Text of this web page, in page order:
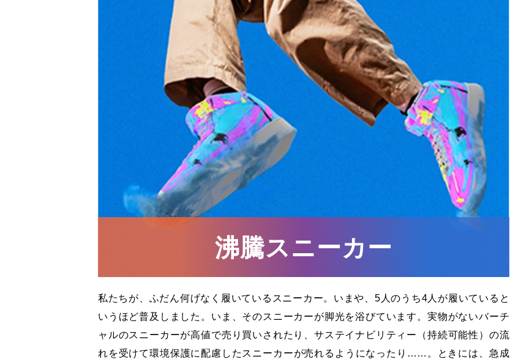
沸騰スニーカー
私たちが、ふだん何げなく履いているスニーカー。いまや、5人のうち4人が履いていると
いうほど普及しました。いま、そのスニーカーが脚光を浴びています。実物がないバーチ
ャルのスニーカーが高値で売り買いされたり、サステイナビリティー（持続可能性）の流
れを受けて環境保護に配慮したスニーカーが売れるようになったり……。ときには、急成